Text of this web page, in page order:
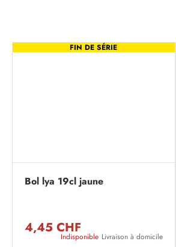
FIN DE SÉRIE
Bol lya 19cl jaune
4,45 CHF
Indisponible Livraison à domicile